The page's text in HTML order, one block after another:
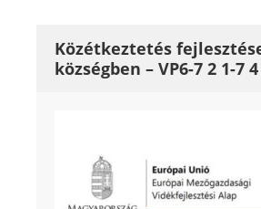
Közétkeztetés
községben – VP6-7 2 1-7